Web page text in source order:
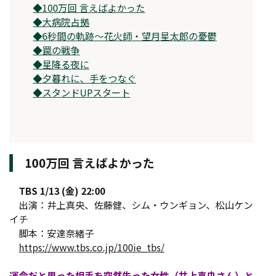
◆100万回 言えばよかった
◆大病院占拠
◆6秒間の軌跡〜花火師・望月星太郎の憂鬱
◆罠の戦争
◆星降る夜に
◆夕暮れに、手をつなぐ
◆スタンドUPスタート
100万回 言えばよかった
TBS 1/13 (金) 22:00
出演：井上真央、佐藤健、シム・ウンギョン、松山ケン
イチ
脚本：安達奈緒子
https://www.tbs.co.jp/100ie_tbs/